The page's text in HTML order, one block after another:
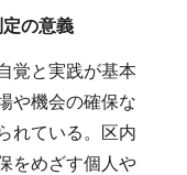
の意義
覚と実践が基本
や機会の確保な
れている。区内
をめざす個人や